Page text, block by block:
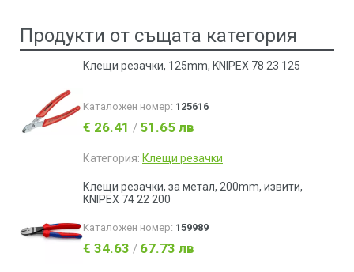
Продукти от същата категория
Клещи резачки, 125mm, KNIPEX 78 23 125
Каталожен номер: 125616
€ 26.41 / 51.65 лв
Категория: Клещи резачки
Клещи резачки, за метал, 200mm, извити,
KNIPEX 74 22 200
Каталожен номер: 159989
€ 34.63 / 67.73 лв